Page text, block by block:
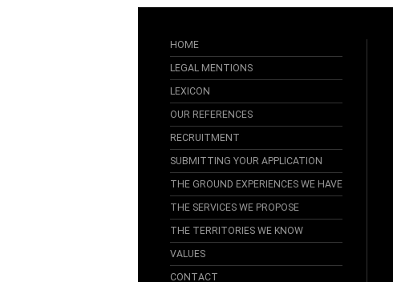
HOME
LEGAL MENTIONS
LEXICON
OUR REFERENCES
RECRUITMENT
SUBMITTING YOUR APPLICATION
THE GROUND EXPERIENCES WE HAVE
THE SERVICES WE PROPOSE
THE TERRITORIES WE KNOW
VALUES
CONTACT